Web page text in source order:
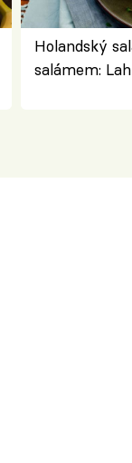
Holandský
salámem: